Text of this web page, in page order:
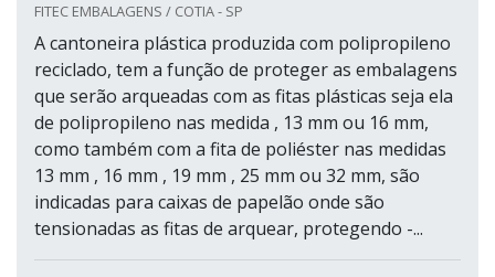
FITEC EMBALAGENS / COTIA - SP
A cantoneira plástica produzida com polipropileno
reciclado, tem a função de proteger as embalagens
que serão arqueadas com as fitas plásticas seja ela
de polipropileno nas medida , 13 mm ou 16 mm,
como também com a fita de poliéster nas medidas
13 mm , 16 mm , 19 mm , 25 mm ou 32 mm, são
indicadas para caixas de papelão onde são
tensionadas as fitas de arquear, protegendo -...